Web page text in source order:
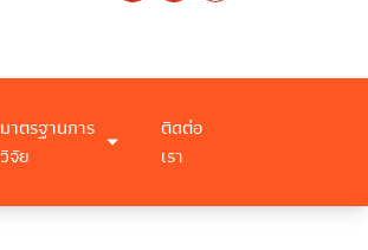
มาตรฐานการ
วิจัย
ติดต่อ
เรา